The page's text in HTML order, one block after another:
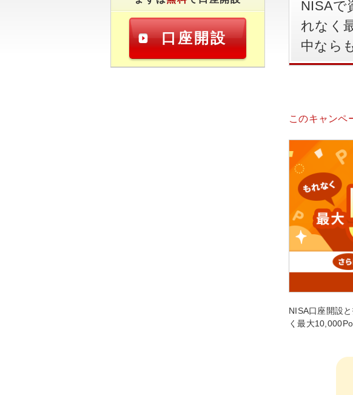
NISAで
れなく
中なら
このキャンペ
NISA口座開設
く最大
口座開設